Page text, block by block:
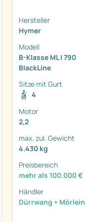
Hersteller
Hymer
Modell
B-Klasse ML I 790
BlackLine
Sitze mit Gurt
4
Motor
2,2
max. zul. Gewicht
4.430 kg
Preisbereich
mehr als 100.000 €
Händler
Dürrwang + Mörlein